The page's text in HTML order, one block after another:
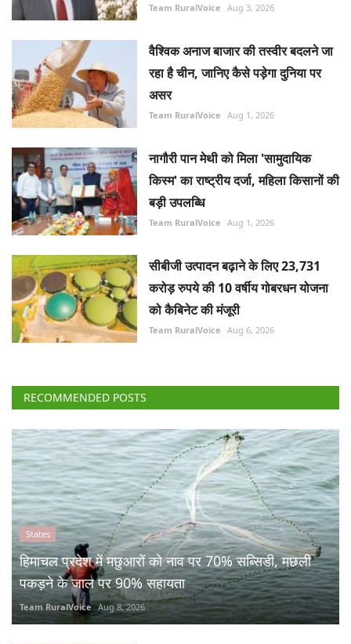
Team RuralVoice Aug 3, 2026
वैश्विक अनाज बाजार की तस्वीर बदलने जा
रहा है चीन, जानिए कैसे पड़ेगा दुनिया पर
असर
Team RuralVoice Aug 1, 2026
नागौरी पान मेथी को मिला 'सामुदायिक
किस्म' का राष्ट्रीय दर्जा, महिला किसानों की
बड़ी उपलब्धि
Team RuralVoice Aug 1, 2026
सीबीजी उत्पादन बढ़ाने के लिए 23,731
करोड़ रुपये की 10 वर्षीय गोबरधन योजना
को कैबिनेट की मंजूरी
Team RuralVoice Aug 6, 2026
RECOMMENDED POSTS
States
हिमाचल प्रदेश में मछुआरों को नाव पर 70% सब्सिडी, मछली
पकड़ने के जाल पर 90% सहायता
Team RuralVoice Aug 8, 2026